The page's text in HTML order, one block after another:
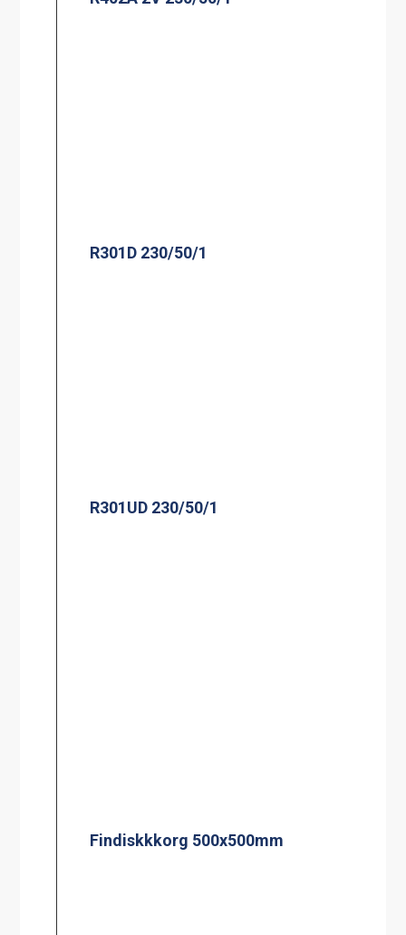
R301D 230/50/1
R301UD 230/50/1
Findiskkkorg 500x500mm